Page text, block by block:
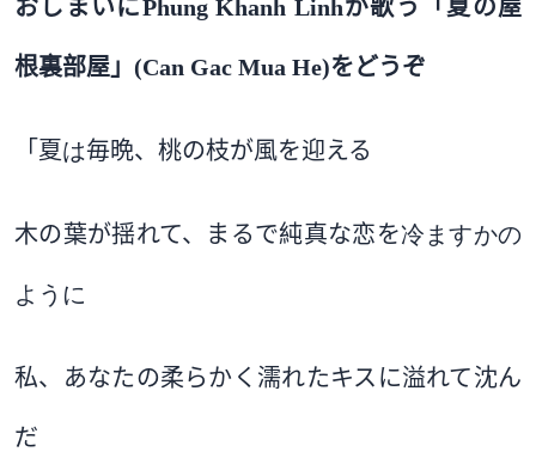
おしまいにPhung Khanh Linhが歌う 「夏の屋
根裏部屋」 (Can Gac Mua He)をどうぞ
「夏は毎晩、桃の枝が風を迎える
木の葉が揺れて、まるで純真な恋を冷ますかの
ように
私、あなたの柔らかく濡れたキスに溢れて沈ん
だ